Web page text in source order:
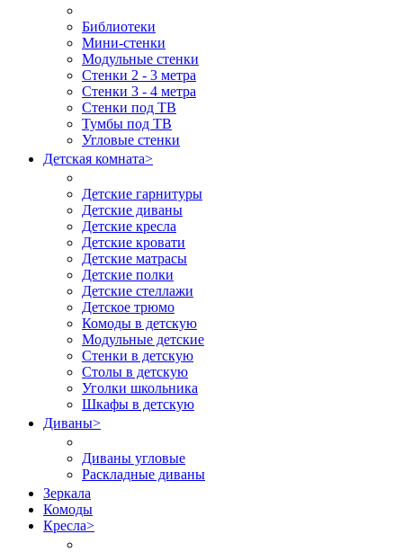
Библиотеки
Мини-стенки
Модульные стенки
Стенки 2 - 3 метра
Стенки 3 - 4 метра
Стенки под ТВ
Тумбы под ТВ
Угловые стенки
Детская комната>
Детские гарнитуры
Детские диваны
Детские кресла
Детские кровати
Детские матрасы
Детские полки
Детские стеллажи
Детское трюмо
Комоды в детскую
Модульные детские
Стенки в детскую
Столы в детскую
Уголки школьника
Шкафы в детскую
Диваны>
Диваны угловые
Раскладные диваны
Зеркала
Комоды
Кресла>